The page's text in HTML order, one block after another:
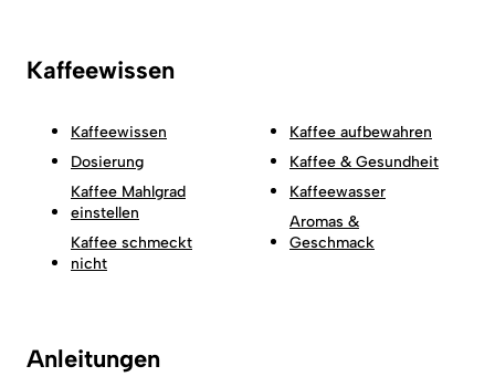
Kaffeewissen
Kaffeewissen
Dosierung
Kaffee Mahlgrad
einstellen
Kaffee schmeckt
nicht
Kaffee aufbewahren
Kaffee & Gesundheit
Kaffeewasser
Aromas &
Geschmack
Anleitungen